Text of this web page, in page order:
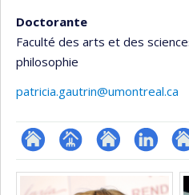
Doctorante
Faculté des arts et des
philosophie
patricia.gautrin@umontreal.ca
ResearchGate
Page Site
LinkedIn
Médias